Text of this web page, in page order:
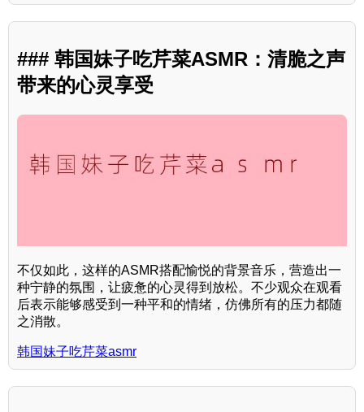
### 韩国妹子吃芹菜ASMR：清脆之声
带来的心灵享受
不仅如此，这样的ASMR搭配愉悦的背景音乐，营造出一
种宁静的氛围，让疲惫的心灵得到放松。不少观众在观看
后表示能够感受到一种平和的情绪，仿佛所有的压力都随
之消散。
韩国妹子吃芹菜asmr